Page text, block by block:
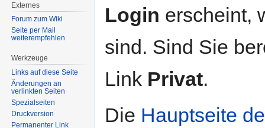
Login erscheint,
sind. Sind Sie
Link Privat.
Die Hauptseite
Externes
Forum zum Wiki
Seite per Mail
weiterempfehlen
Werkzeuge
Links auf diese Seite
Änderungen an
verlinkten Seiten
Spezialseiten
Druckversion
Permanenter Link